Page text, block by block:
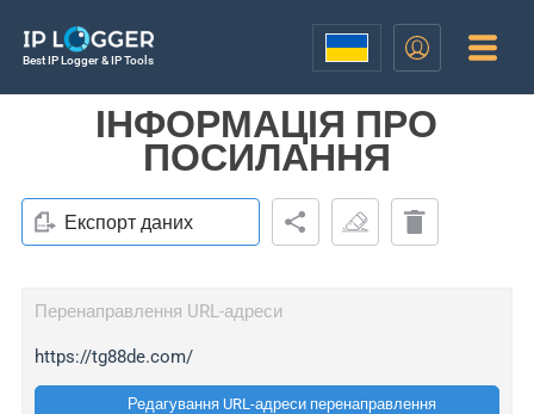
Best IP Logger & IP Tools
ІНФОРМАЦІЯ ПРО
ПОСИЛАННЯ
Експорт даних
Перенаправлення URL-адреси
https://tg88de.com/
Редагування URL-адреси перенаправлення